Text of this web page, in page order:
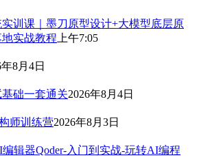
训课｜墨刀原型设计+大模型底层原
实战教程 上午7:05
8月4日
础一套通关2026年8月4日
师训练营2026年8月3日
辑器Qoder-入门到实战-玩转AI编程